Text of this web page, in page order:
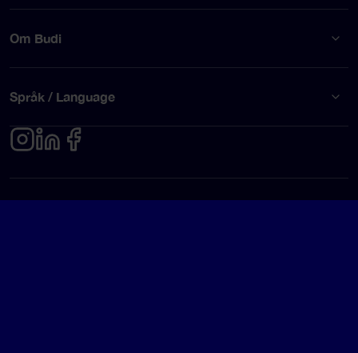
Om Budi
Språk / Language